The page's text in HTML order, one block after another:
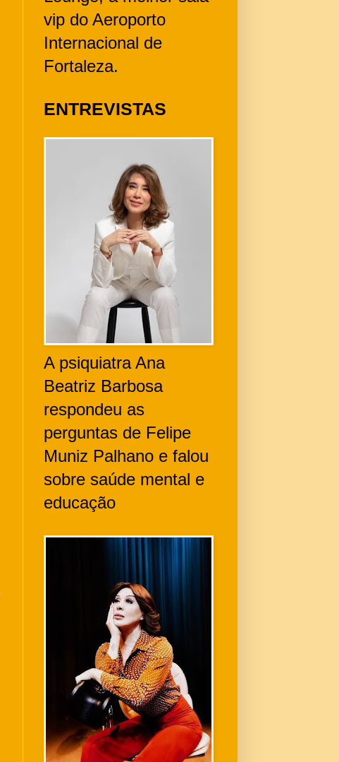
vip do Aeroporto
Internacional de
Fortaleza.
ENTREVISTAS
A psiquiatra Ana
Beatriz Barbosa
respondeu as
perguntas de Felipe
Muniz Palhano e falou
sobre saúde mental e
educação